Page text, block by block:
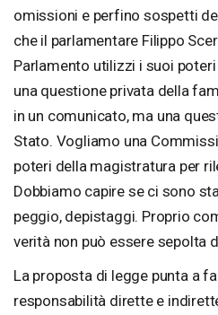
omissioni e perfino sospetti
che il parlamentare Filippo
Parlamento utilizzi i suoi poteri
una questione privata della
in un comunicato, ma una
Stato. Vogliamo una
poteri della magistratura per
Dobbiamo capire se ci sono
peggio, depistaggi. Proprio
verità non può essere sepolta
La proposta di legge punta a
responsabilità dirette e